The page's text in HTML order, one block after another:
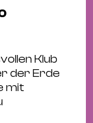
Klub
der Erde
mit